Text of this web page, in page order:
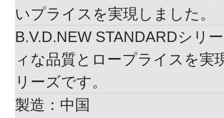
いプライスを実現しました。
B.V.D.NEW STANDARDシリ
ィな品質とロープライスを実
リーズです。
製造：中国